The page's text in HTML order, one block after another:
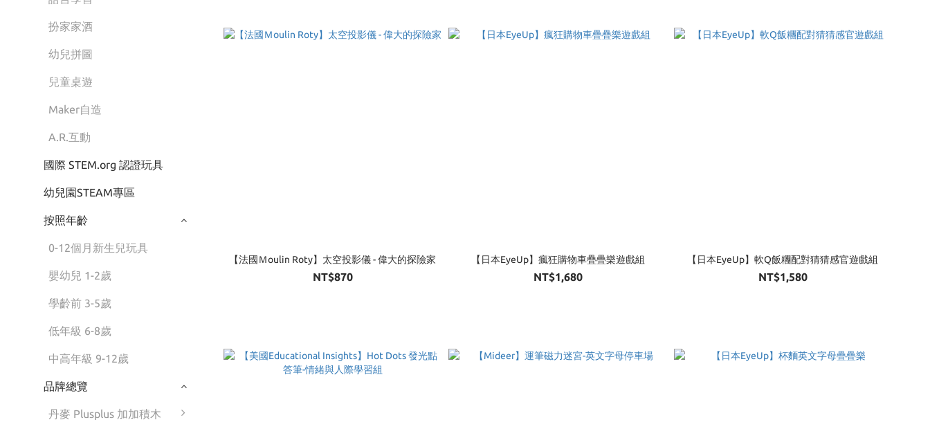
扮家家酒
幼兒拼圖
兒童桌遊
Maker自造
A.R.互動
國際 STEM.org 認證玩具
幼兒園STEAM專區
按照年齡
0-12個月新生兒玩具
嬰幼兒 1-2歲
學齡前 3-5歲
低年級 6-8歲
中高年級 9-12歲
品牌總覽
丹麥 Plusplus 加加積木
【法國Ｍoulin Roty】太空投影儀 - 偉大的探險家
NT$870
【日本EyeUp】瘋狂購物車疊疊樂遊戲組
NT$1,680
【日本EyeUp】軟Q飯糰配對猜猜感官遊戲組
NT$1,580